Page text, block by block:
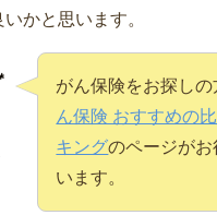
かと思います。
がん保険をお探し
ん保険 おすすめの
キングのページが
います。